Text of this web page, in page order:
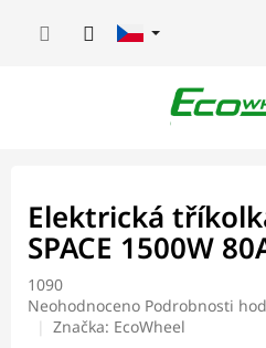
Elektrická
SPACE 1500W
1090
Průměrné
hodnocení
Neohodnoceno Podrobnosti
Značka: EcoWheel